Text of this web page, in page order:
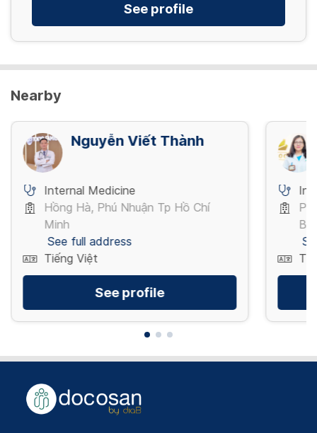
See profile
Nearby
Nguyễn Viết Thành
Internal Medicine
Hồng Hà, Phú Nhuận Tp Hồ Chí
Minh
See full address
Tiếng Việt
See profile
Ba